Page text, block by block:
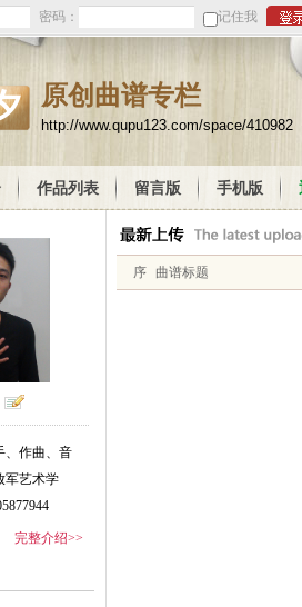
密码： 记住我
原创曲谱专栏
http://www.qupu123.com/space/410982
作品列表 留言版 手机版
序 曲谱标题
作曲、音
军艺术学
完整介绍>>